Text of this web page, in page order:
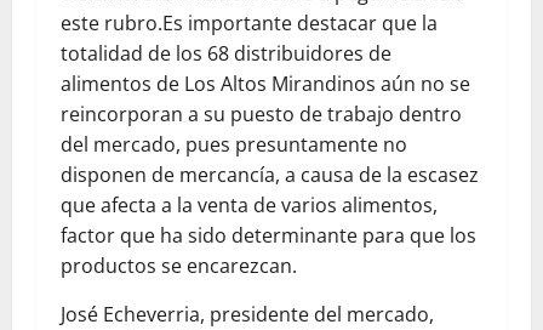
este rubro.Es importante destacar que la
totalidad de los 68 distribuidores de
alimentos de Los Altos Mirandinos aún no se
reincorporan a su puesto de trabajo dentro
del mercado, pues presuntamente no
disponen de mercancía, a causa de la escasez
que afecta a la venta de varios alimentos,
factor que ha sido determinante para que los
productos se encarezcan.
José Echeverria, presidente del mercado,